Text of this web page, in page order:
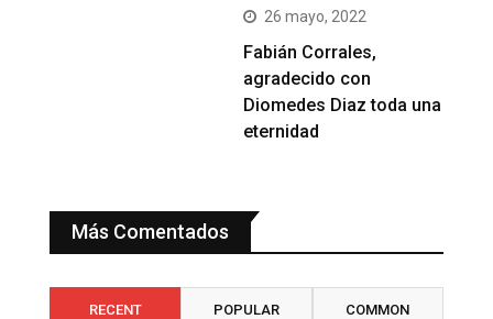
26 mayo, 2022
Fabián Corrales,
agradecido con
Diomedes Diaz toda una
eternidad
Más Comentados
RECENT POPULAR COMMON